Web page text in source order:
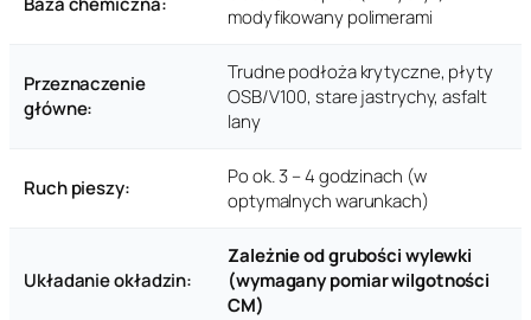
modyfikowany polimerami
Przeznaczenie
główne:
Trudne podłoża krytyczne, płyty
OSB/V100, stare jastrychy, asfalt
lany
Ruch pieszy:
Po ok. 3 – 4 godzinach (w
optymalnych warunkach)
Układanie okładzin:
Zależnie od grubości wylewki
(wymagany pomiar wilgotności
CM)